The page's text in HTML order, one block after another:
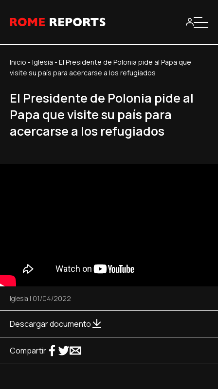
Inicio - Iglesia - El Presidente de Polonia pide al Papa que
visite su país para acercarse a los refugiados
El Presidente de Polonia pide al
Papa que visite su país para
acercarse a los refugiados
Iglesia | 01/04/2022
Descargar documento
Compartir